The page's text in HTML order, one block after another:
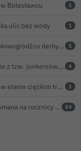
Bolesławcu 1
ulic bez wody 1
Twardy, Chrobry i BKS zaczynają sezon. W Nowogrodźcu derby i pomoc dla Jakuba w powrocie do zdrowia 5
Uwaga mieszkańcy bloków! Jeśli korzystacie z tzw. junkersów, przeczytajcie to koniecznie 4
Brutalny atak ostrym narzędziem. 15-latek w stanie ciężkim trafił do szpitala 3
Czytelnik oburzony zachowaniem Piotra Romana na rocznicy prezydentury Karola Nawrockiego. Obejrzeliśmy nagranie 84